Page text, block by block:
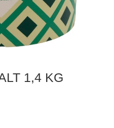
1,4 KG